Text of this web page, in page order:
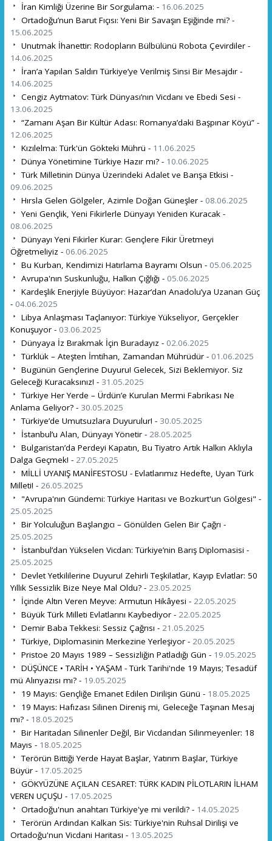
İran Kimliği Üzerine Bir Sorgulama: - 16.06.2025
Ortadoğu’nun Barut Fıçısı: Yeni Bir Savaşın Eşiğinde mi? -
15.06.2025
Unutmak İhanettir: Rodopların Bülbülünü Robota Çevirdiler -
14.06.2025
İran’a Yapılan Saldırı Türkiye’ye Verilmiş Sinsi Bir Mesajdır -
14.06.2025
Cengiz Aytmatov: Türk Dünyası’nın Vicdanı ve Ebedi Sesi -
13.06.2025
“Zamanı Aşan Bir Kültür Adası: Romanya’daki Başpınar Köyü” -
12.06.2025
Kızılelma: Türk'ün Gökteki Mührü - 11.06.2025
Dünya Yönetimine Türkiye Hazır mı? - 10.06.2025
Türk Milletinin Dünya Üzerindeki Adalet ve Barışa Etkisi -
09.06.2025
Hırsla Gelen Gölgeler, Azimle Doğan Güneşler - 08.06.2025
Yeni Gençlik, Yeni Fikirlerle Dünyayı Yeniden Kuracak -
08.06.2025
Dünyayı Yeni Fikirler Kurar: Gençlere Fikir Üretmeyi
Öğretmeliyiz - 06.06.2025
Bu Kurban, Kendimizi Hatırlama Bayramı Olsun - 05.06.2025
Avrupa'nın Suskunluğu, Halkın Çığlığı - 05.06.2025
Kardeşlik Enerjiyle Büyüyor: Hazar’dan Anadolu’ya Uzanan Güç
- 04.06.2025
Libya Anlaşması Taçlanıyor: Türkiye Yükseliyor, Gerçekler
Konuşuyor - 03.06.2025
Dünyaya İz Bırakmak İçin Buradayız - 02.06.2025
Türklük – Ateşten İmtihan, Zamandan Mührüdür - 01.06.2025
Bugünün Gençlerine Duyuru! Gelecek, Sizi Beklemiyor. Siz
Geleceği Kuracaksınız! - 31.05.2025
Türkiye Her Yerde – Ürdün’e Kurulan Mermi Fabrikası Ne
Anlama Geliyor? - 30.05.2025
Türkiye’de Umutsuzlara Duyurulur! - 30.05.2025
İstanbul’u Alan, Dünyayı Yönetir - 28.05.2025
Bulgaristan’da Perdeyi Kapatın, Bu Tiyatro Artık Halkın Aklıyla
Dalga Geçmek! - 27.05.2025
MİLLİ UYANIŞ MANİFESTOSU - Evlatlarımız Hedefte, Uyan Türk
Milleti! - 26.05.2025
"Avrupa'nın Gündemi: Türkiye Haritası ve Bozkurt'un Gölgesi" -
25.05.2025
Bir Yolculuğun Başlangıcı – Gönülden Gelen Bir Çağrı -
25.05.2025
İstanbul’dan Yükselen Vicdan: Türkiye’nin Barış Diplomasisi -
25.05.2025
Devlet Yetkililerine Duyuru! Zehirli Teşkilatlar, Kayıp Evlatlar: 50
Yıllık Sessizlik Bize Neye Mal Oldu? - 23.05.2025
İçinde Altın Veren Meyve: Armutun Hikâyesi - 22.05.2025
Büyük Türk Milleti Evlatlarını Kaybediyor - 22.05.2025
Demir Baba Tekkesi: Sessiz Çağrısı - 21.05.2025
Türkiye, Diplomasinin Merkezine Yerleşiyor - 20.05.2025
Pristoe 20 Mayıs 1989 – Sessizliğin Patladığı Gün - 19.05.2025
DÜŞÜNCE • TARİH • YAŞAM - Türk Tarihi'nde 19 Mayıs; Tesadüf
mü Alınyazısı mı? - 19.05.2025
19 Mayıs: Gençliğe Emanet Edilen Dirilişin Günü - 18.05.2025
19 Mayıs: Hafızası Silinen Direniş mi, Geleceğe Taşınan Mesaj
mı? - 18.05.2025
Bir Haritadan Silinenler Değil, Bir Vicdandan Silinmeyenler: 18
Mayıs - 18.05.2025
Terörün Bittiği Yerde Hayat Başlar, Yatırım Başlar, Türkiye
Büyür - 17.05.2025
GÖKYÜZÜNE AÇILAN CESARET: TÜRK KADIN PİLOTLARIN İLHAM
VEREN UÇUŞU - 17.05.2025
Ortadoğu'nun anahtarı Türkiye'ye mi verildi? - 14.05.2025
Terörün Ardından Kalkan Sis: Türkiye'nin Ruhsal Dirilişi ve
Ortadoğu'nun Vicdani Haritası - 13.05.2025